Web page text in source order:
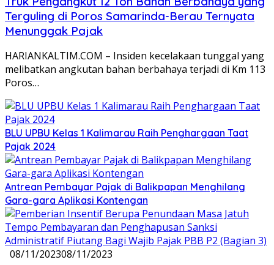
Terguling di Poros Samarinda-Berau Ternyata
Menunggak Pajak
HARIANKALTIM.COM – Insiden kecelakaan tunggal yang
melibatkan angkutan bahan berbahaya terjadi di Km 113
Poros…
BLU UPBU Kelas 1 Kalimarau Raih Penghargaan Taat
Pajak 2024
Antrean Pembayar Pajak di Balikpapan Menghilang
Gara-gara Aplikasi Kontengan
08/11/202308/11/2023